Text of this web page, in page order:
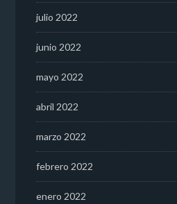
julio 2022
junio 2022
mayo 2022
abril 2022
marzo 2022
febrero 2022
enero 2022